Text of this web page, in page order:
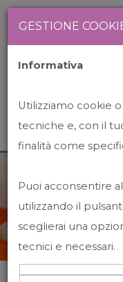
Home News&events
GESTIONE
Informativa
Utilizziamo cookie
tecniche e, con il
finalità come
Puoi acconsentire
utilizzando il
sceglierai una
tecnici e necessari.